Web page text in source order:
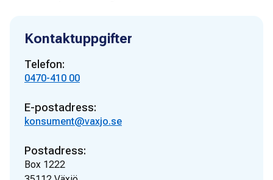
Kontaktuppgifter
Telefon:
0470-410 00
E-postadress:
konsument@vaxjo.se
Postadress:
Box 1222